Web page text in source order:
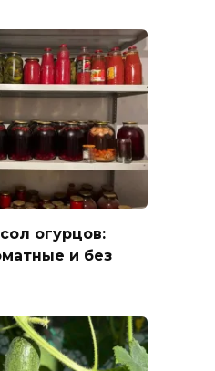
огурцов:
и без